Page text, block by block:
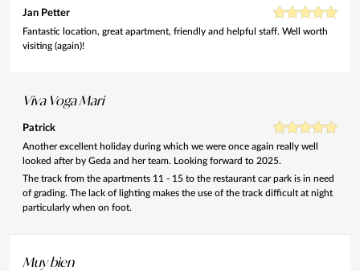
Jan Petter
Fantastic location, great apartment, friendly and helpful staff. Well worth
visiting (again)!
Viva Voga Mari
Patrick
Another excellent holiday during which we were once again really well
looked after by Geda and her team. Looking forward to 2025.
The track from the apartments 11 - 15 to the restaurant car park is in need
of grading. The lack of lighting makes the use of the track difficult at night
particularly when on foot.
Muy bien